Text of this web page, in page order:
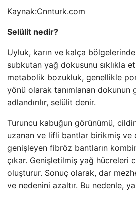
Kaynak:Cnnturk.com
Selülit nedir?
Uyluk, karın ve kalça
subkutan yağ dokusunu sıklıkla
metabolik bozukluk, genellikle
yönü olarak tanımlanan dokunun
adlandırılır, selülit denir.
Turuncu kabuğun görünümü,
uzanan ve lifli bantlar birikmiş ve
genişleyen fibröz bantların
çıkar. Genişletilmiş yağ hücreleri
oluşturur. Sonuç olarak, dar
ve nedenini azaltır. Bu nedenle,